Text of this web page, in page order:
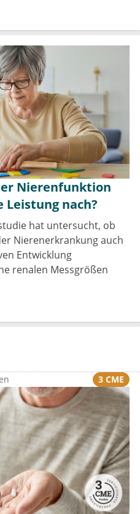
Nierenfunktion
nach?
hat untersucht, ob
Nierenerkrankung auch
Entwicklung
renalen Messgrößen
3 CME